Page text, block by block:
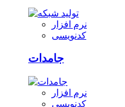
نرم افزار
کدنویسی
جامدات
نرم افزار
کدنویسی